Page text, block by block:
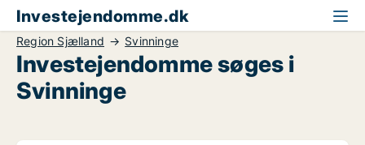
Investejendomme.dk
Region Sjælland Svinninge
Investejendomme søges i
Svinninge